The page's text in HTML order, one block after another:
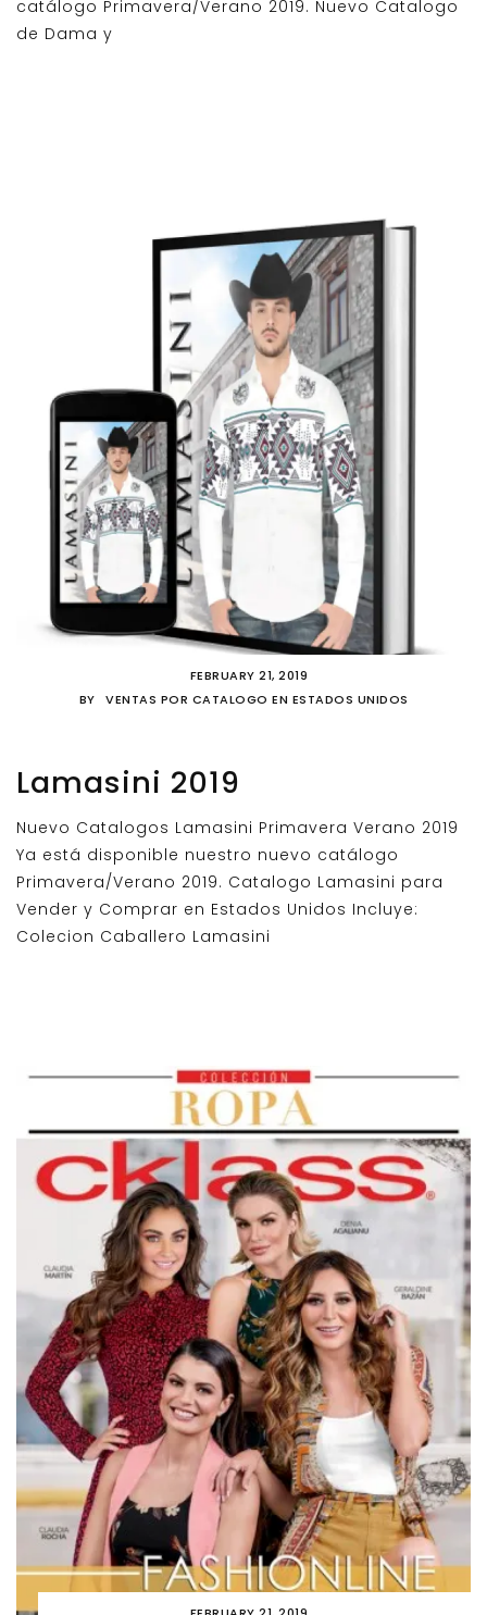
catálogo Primavera/Verano 2019. Nuevo Catalogo
de Dama y
FEBRUARY 21, 2019
BY
VENTAS POR CATALOGO EN ESTADOS UNIDOS
Lamasini 2019
Nuevo Catalogos Lamasini Primavera Verano 2019
Ya está disponible nuestro nuevo catálogo
Primavera/Verano 2019. Catalogo Lamasini para
Vender y Comprar en Estados Unidos Incluye:
Colecion Caballero Lamasini